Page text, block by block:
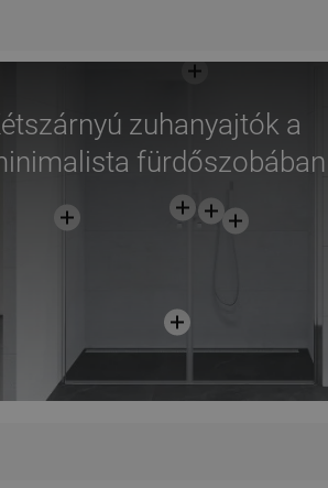
zuhanyajtók a
fürdőszobában